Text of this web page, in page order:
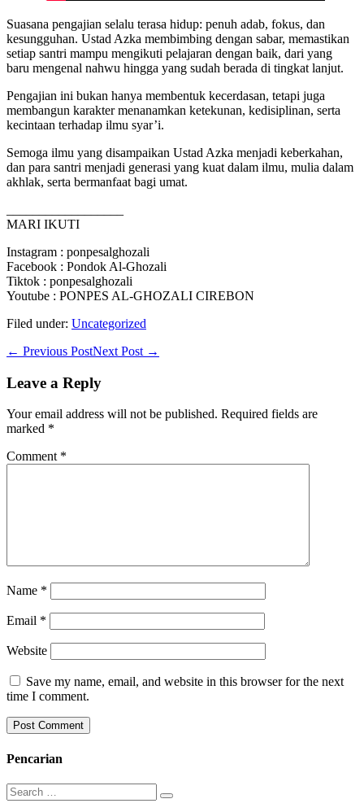
Suasana pengajian selalu terasa hidup: penuh adab, fokus, dan
kesungguhan. Ustad Azka membimbing dengan sabar, memastikan
setiap santri mampu mengikuti pelajaran dengan baik, dari yang
baru mengenal nahwu hingga yang sudah berada di tingkat lanjut.
Pengajian ini bukan hanya membentuk kecerdasan, tetapi juga
membangun karakter menanamkan ketekunan, kedisiplinan, serta
kecintaan terhadap ilmu syar’i.
Semoga ilmu yang disampaikan Ustad Azka menjadi keberkahan,
dan para santri menjadi generasi yang kuat dalam ilmu, mulia dalam
akhlak, serta bermanfaat bagi umat.
MARI IKUTI
Instagram : ponpesalghozali
Facebook : Pondok Al-Ghozali
Tiktok : ponpesalghozali
Youtube : PONPES AL-GHOZALI CIREBON
Filed under: Uncategorized
Post
← Previous PostNext Post →
Leave a Reply
Your email address will not be published. Required fields are
marked *
Comment *
Name *
Email *
Website
Save my name, email, and website in this browser for the next
time I comment.
Pencarian
Search
for: